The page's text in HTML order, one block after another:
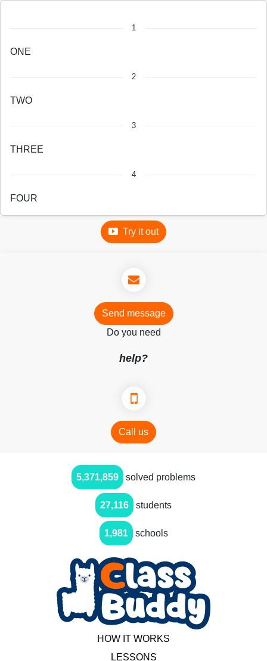
1
ON E
2
TWO
3
TH REE
4
FOUR
Try it out
Send message
Do you need
help?
Call us
5,371,859 solved problems
27,116 students
1,981 schools
HOW IT WORKS
LESSONS